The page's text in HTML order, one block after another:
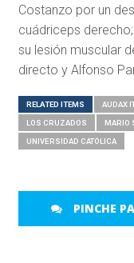
Costanzo por un
cuádriceps
su lesión muscular
directo y Alfonso
RELATED ITEMS AUDAX
LOS CRUZADOS MARIO
UNIVERSIDAD CATÓLICA
PINCHE